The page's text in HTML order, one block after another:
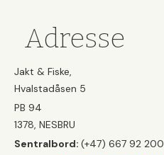
Adresse
Jakt & Fiske,
Hvalstadåsen 5
PB 94
1378, NESBRU
Sentralbord: (+47) 667 92 200